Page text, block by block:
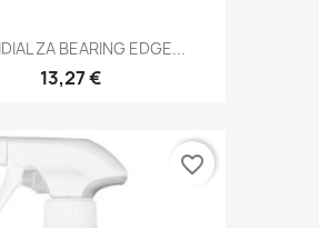
ZA BEARING EDGE...
13,27 €
favorite_border